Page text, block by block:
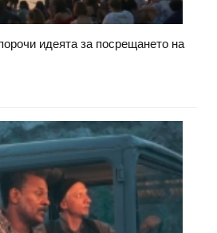
идеята за посрещането на